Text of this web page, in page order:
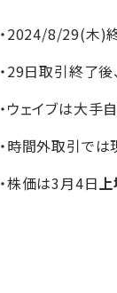
・2024/8/29(木)
・29日取引終了後
・ウェイブは大手
・時間外取引で
・株価は3月4日